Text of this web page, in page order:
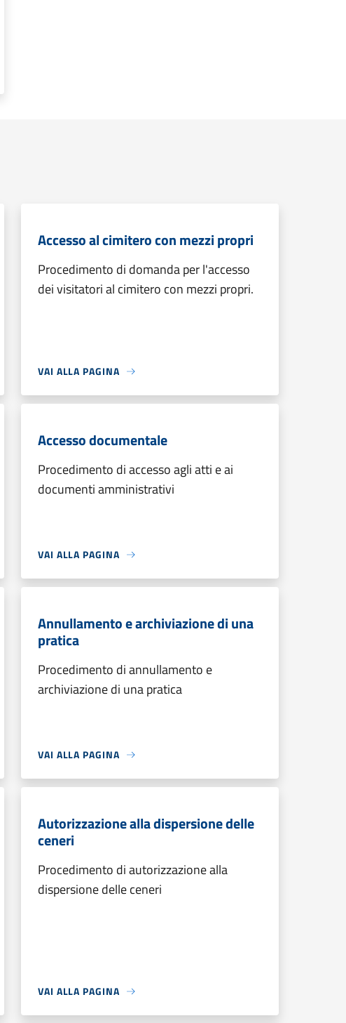
Accesso al cimitero con mezzi propri
Procedimento di domanda per l'accesso
dei visitatori al cimitero con mezzi propri.
VAI ALLA PAGINA
Accesso documentale
Procedimento di accesso agli atti e ai
documenti amministrativi
VAI ALLA PAGINA
Annullamento e archiviazione di una
pratica
Procedimento di annullamento e
archiviazione di una pratica
VAI ALLA PAGINA
Autorizzazione alla dispersione delle
ceneri
Procedimento di autorizzazione alla
dispersione delle ceneri
VAI ALLA PAGINA